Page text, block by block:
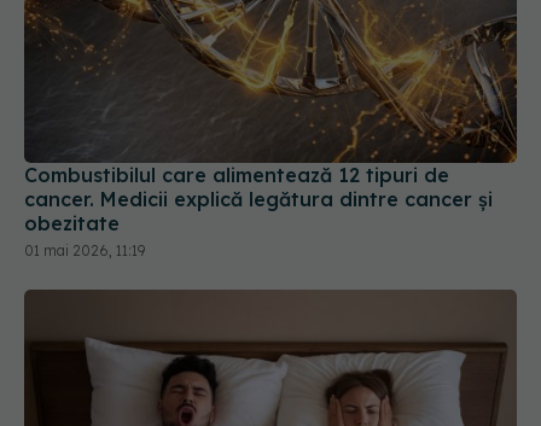
Combustibilul care alimentează 12 tipuri de
cancer. Medicii explică legătura dintre cancer și
obezitate
01 mai 2026, 11:19